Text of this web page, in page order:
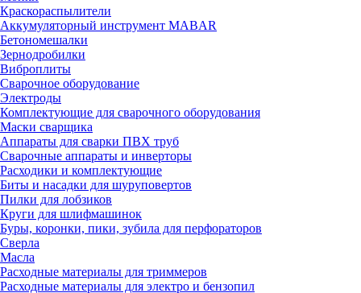
Краскораспылители
Аккумуляторный инструмент MABAR
Бетономешалки
Зернодробилки
Виброплиты
Сварочное оборудование
Электроды
Комплектующие для сварочного оборудования
Маски сварщика
Аппараты для сварки ПВХ труб
Сварочные аппараты и инверторы
Расходики и комплектующие
Биты и насадки для шуруповертов
Пилки для лобзиков
Круги для шлифмашинок
Буры, коронки, пики, зубила для перфораторов
Сверла
Масла
Расходные материалы для триммеров
Расходные материалы для электро и бензопил